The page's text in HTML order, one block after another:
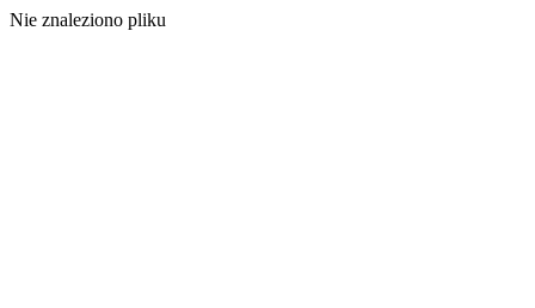
Nie znaleziono pliku